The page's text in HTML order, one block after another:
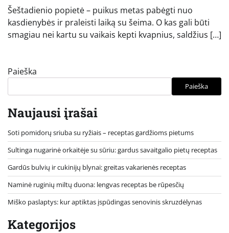
Šeštadienio popietė – puikus metas pabėgti nuo
kasdienybės ir praleisti laiką su šeima. O kas gali būti
smagiau nei kartu su vaikais kepti kvapnius, saldžius […]
Paieška
Paieška
Naujausi įrašai
Soti pomidorų sriuba su ryžiais – receptas gardžioms pietums
Sultinga nugarinė orkaitėje su sūriu: gardus savaitgalio pietų receptas
Gardūs bulvių ir cukinijų blynai: greitas vakarienės receptas
Naminė ruginių miltų duona: lengvas receptas be rūpesčių
Miško paslaptys: kur aptiktas įspūdingas senovinis skruzdėlynas
Kategorijos